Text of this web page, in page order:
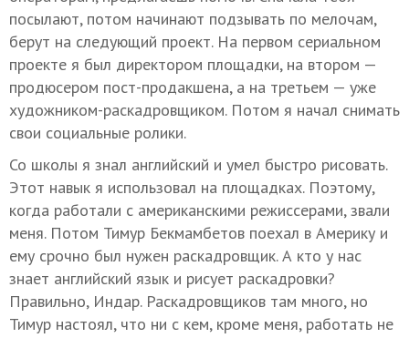
посылают, потом начинают подзывать по мелочам,
берут на следующий проект. На первом сериальном
проекте я был директором площадки, на втором —
продюсером пост-продакшена, а на третьем — уже
художником-раскадровщиком. Потом я начал снимать
свои социальные ролики.
Со школы я знал английский и умел быстро рисовать.
Этот навык я использовал на площадках. Поэтому,
когда работали с американскими режиссерами, звали
меня. Потом Тимур Бекмамбетов поехал в Америку и
ему срочно был нужен раскадровщик. А кто у нас
знает английский язык и рисует раскадровки?
Правильно, Индар. Раскадровщиков там много, но
Тимур настоял, что ни с кем, кроме меня, работать не